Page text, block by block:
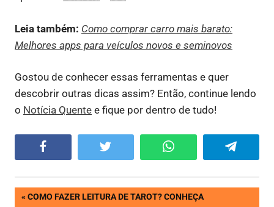
Leia também: Como comprar carro mais barato:
Melhores apps para veículos novos e seminovos
Gostou de conhecer essas ferramentas e quer
descobrir outras dicas assim? Então, continue lendo
o Notícia Quente e fique por dentro de tudo!
Twitter WhatsApp Telegram
Navegação
PREVIOUS
COMO FAZER LEITURA DE TAROT? CONHEÇA